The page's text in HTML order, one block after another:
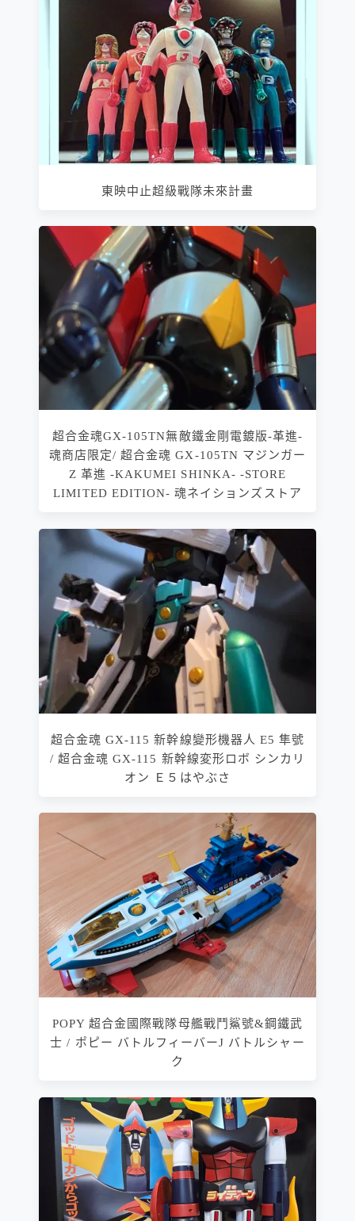
東映中止超級戰隊未來計畫
超合金魂GX-105TN無敵鐵金剛電鍍版-革進-
魂商店限定/ 超合金魂 GX-105TN マジンガー
Z 革進 -KAKUMEI SHINKA- -STORE
LIMITED EDITION- 魂ネイションズストア
超合金魂 GX-115 新幹線變形機器人 E5 隼號
/ 超合金魂 GX-115 新幹線変形ロボ シンカリ
オン Ｅ５はやぶさ
POPY 超合金國際戰隊母艦戰鬥鯊號&鋼鐵武
士 / ポピー バトルフィーバーJ バトルシャー
ク